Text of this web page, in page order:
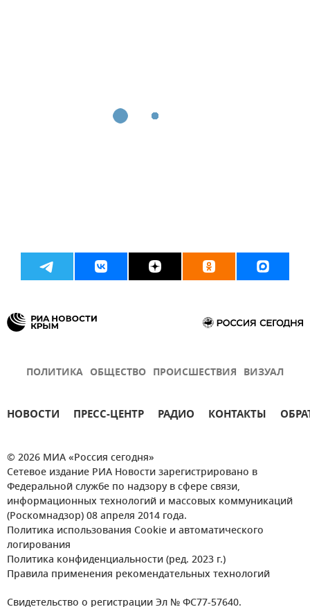
ПОЛИТИКА ОБЩЕСТВО ПРОИСШЕСТВИЯ ВИЗУАЛ
НОВОСТИ ПРЕСС-ЦЕНТР РАДИО КОНТАКТЫ
© 2026 МИА «Россия сегодня»
Сетевое издание РИА Новости зарегистрировано в
Федеральной службе по надзору в сфере связи,
информационных технологий и массовых коммуникаций
(Роскомнадзор) 08 апреля 2014 года.
Политика использования Cookie и автоматического
логирования
Политика конфиденциальности (ред. 2023 г.)
Правила применения рекомендательных технологий
Свидетельство о регистрации Эл № ФС77-57640.